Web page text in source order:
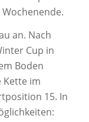
an. Nach
Cup in
Boden
Kette im
15. In